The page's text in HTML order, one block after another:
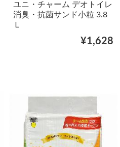
ユニ・チャーム デオトイレ
消臭・抗菌サンド小粒 3.8
Ｌ
¥1,628